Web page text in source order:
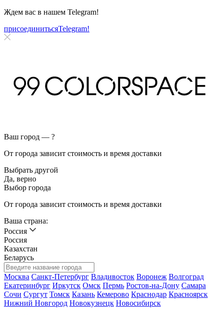
Ждем вас в нашем Telegram!
присоединитьсяTelegram!
Ваш город — ?
От города зависит стоимость и время доставки
Выбрать другой
Да, верно
Выбор города
От города зависит стоимость и время доставки
Ваша страна:
Россия
Россия
Казахстан
Беларусь
Москва Санкт-Петербург Владивосток Воронеж Волгоград
Екатеринбург Иркутск Омск Пермь Ростов-на-Дону Самара
Сочи Сургут Томск Казань Кемерово Краснодар Красноярск
Нижний Новгород Новокузнецк Новосибирск